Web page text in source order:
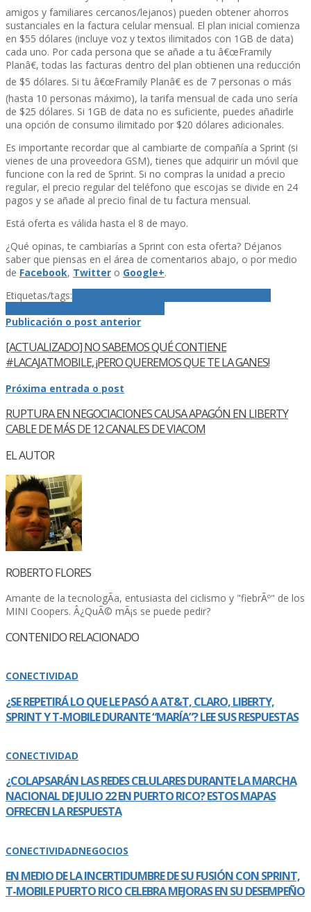
amigos y familiares cercanos/lejanos) pueden obtener ahorros
sustanciales en la factura celular mensual. El plan inicial comienza
en $55 dólares (incluye voz y textos ilimitados con 1GB de data)
cada uno. Por cada persona que se añade a tu â€œFramily
Planâ€, todas las facturas dentro del plan obtienen una reducción
de $5 dólares. Si tu â€œFramily Planâ€ es de 7 personas o más
(hasta 10 personas máximo), la tarifa mensual de cada uno serí­a
de $25 dólares. Si 1GB de data no es suficiente, puedes añadirle
una opción de consumo ilimitado por $20 dólares adicionales.
Es importante recordar que al cambiarte de compañí­a a Sprint (si
vienes de una proveedora GSM), tienes que adquirir un móvil que
funcione con la red de Sprint. Si no compras la unidad a precio
regular, el precio regular del teléfono que escojas se divide en 24
pagos y se añade al precio final de tu factura mensual.
Está oferta es válida hasta el 8 de mayo.
¿Qué opinas, te cambiarí­as a Sprint con esta oferta? Déjanos
saber que piensas en el área de comentarios abajo, o por medio
de Facebook, Twitter o Google+.
Etiquetas/tags:
Publicación o post anterior
[ACTUALIZADO] NO SABEMOS QUÉ CONTIENE
#LACAJATMOBILE, ¡PERO QUEREMOS QUE TE LA GANES!
Próxima entrada o post
RUPTURA EN NEGOCIACIONES CAUSA APAGÓN EN LIBERTY
CABLE DE MÁS DE 12 CANALES DE VIACOM
EL AUTOR
ROBERTO FLORES
Amante de la tecnologÃ­a, entusiasta del ciclismo y "fiebrÃº" de los
MINI Coopers. Â¿QuÃ© mÃ¡s se puede pedir?
CONTENIDO RELACIONADO
CONECTIVIDAD
¿SE REPETIRÁ LO QUE LE PASÓ A AT&T, CLARO, LIBERTY,
SPRINT Y T-MOBILE DURANTE “MARÍ­A”? LEE SUS RESPUESTAS
CONECTIVIDAD
¿COLAPSARÁN LAS REDES CELULARES DURANTE LA MARCHA
NACIONAL DE JULIO 22 EN PUERTO RICO? ESTOS MAPAS
OFRECEN LA RESPUESTA
CONECTIVIDADNEGOCIOS
EN MEDIO DE LA INCERTIDUMBRE DE SU FUSIÓN CON SPRINT,
T-MOBILE PUERTO RICO CELEBRA MEJORAS EN SU DESEMPEÑO